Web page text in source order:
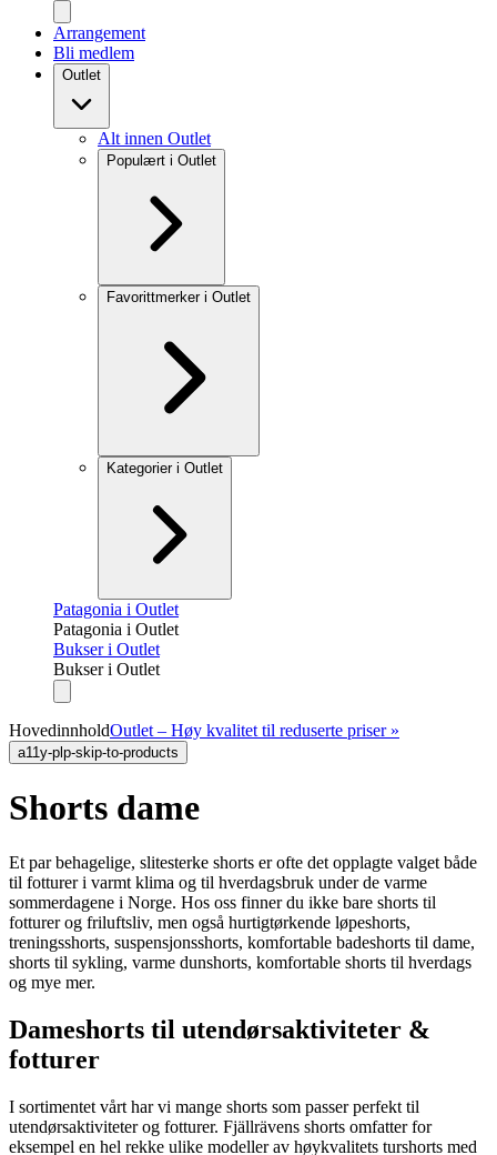
Arrangement
Bli medlem
Outlet
Alt innen Outlet
Populært i Outlet
Favorittmerker i Outlet
Kategorier i Outlet
Patagonia i Outlet
Patagonia i Outlet
Bukser i Outlet
Bukser i Outlet
HovedinnholdOutlet – Høy kvalitet til reduserte priser »
a11y-plp-skip-to-products
Shorts dame
Et par behagelige, slitesterke shorts er ofte det opplagte valget både
til fotturer i varmt klima og til hverdagsbruk under de varme
sommerdagene i Norge. Hos oss finner du ikke bare shorts til
fotturer og friluftsliv, men også hurtigtørkende løpeshorts,
treningsshorts, suspensjonsshorts, komfortable badeshorts til dame,
shorts til sykling, varme dunshorts, komfortable shorts til hverdags
og mye mer.
Dameshorts til utendørsaktiviteter &
fotturer
I sortimentet vårt har vi mange shorts som passer perfekt til
utendørsaktiviteter og fotturer. Fjällrävens shorts omfatter for
eksempel en hel rekke ulike modeller av høykvalitets turshorts med